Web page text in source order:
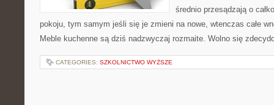
średnio przesądzają o
pokoju, tym samym jeśli się je zmieni na nowe, wtenczas całe
Meble kuchenne są dziś nadzwyczaj rozmaite. Wolno się
CATEGORIES: SZKOLNICTWO WYŻSZE